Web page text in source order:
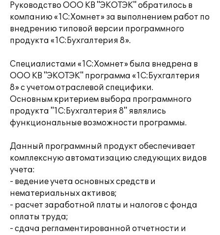
Руководство ООО КВ "ЭКОТЭК" обратилось в
компанию «1С:Хомнет» за выполнением работ по
внедрению типовой версии программного
продукта «1С:Бухгалтерия 8».
Специалистами «1С:Хомнет» была внедрена в
ООО КВ "ЭКОТЭК" программа «1С:Бухгалтерия
8» с учетом отраслевой специфики.
Основным критерием выбора программного
продукта "1С:Бухгалтерия 8" являлись
функциональные возможности программы.
Данный программный продукт обеспечивает
комплексную автоматизацию следующих видов
учета:
- ведение учета основных средств и
нематериальных активов;
- расчет заработной платы и налогов с фонда
оплаты труда;
- сдача регламентированной отчетности и